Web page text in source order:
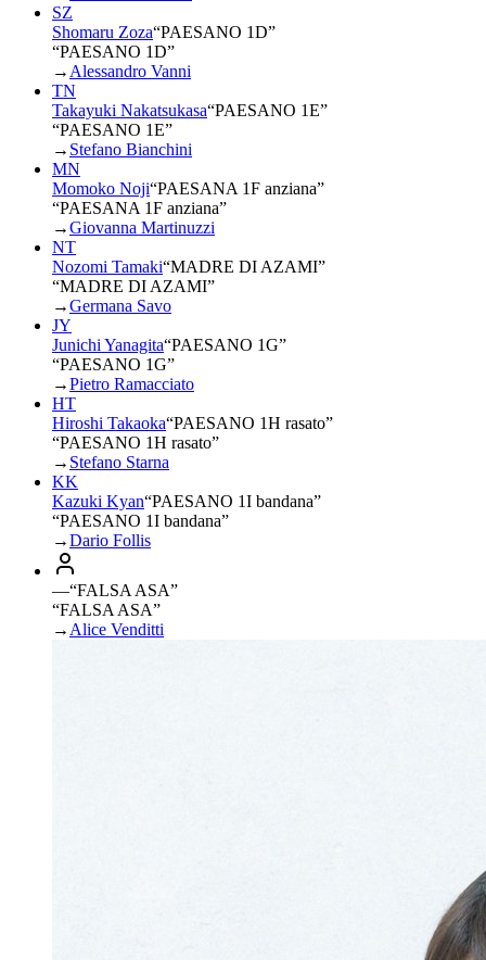
SZ
Shomaru Zoza“PAESANO 1D”
“PAESANO 1D”
→ Alessandro Vanni
TN
Takayuki Nakatsukasa“PAESANO 1E”
“PAESANO 1E”
→ Stefano Bianchini
MN
Momoko Noji“PAESANA 1F anziana”
“PAESANA 1F anziana”
→Giovanna Martinuzzi
NT
Nozomi Tamaki“MADRE DI AZAMI”
“MADRE DI AZAMI”
→Germana Savo
JY
Junichi Yanagita“PAESANO 1G”
“PAESANO 1G”
→Pietro Ramacciato
HT
Hiroshi Takaoka“PAESANO 1H rasato”
“PAESANO 1H rasato”
→ Stefano Starna
KK
Kazuki Kyan“PAESANO 1I bandana”
“PAESANO 1I bandana”
→Dario Follis
—“FALSA ASA”
“FALSA ASA”
→ Alice Venditti